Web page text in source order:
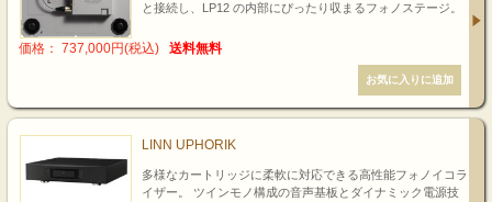
と接続し、LP12 の内部にぴったり収まるフォノステージ。
価格： 737,000円(税込) 送料無料
LINN UPHORIK
多様なカートリッジに柔軟に対応できる高性能フォノイコラ
イザー。 ツインモノ構成の音声基板とダイナミック電源技